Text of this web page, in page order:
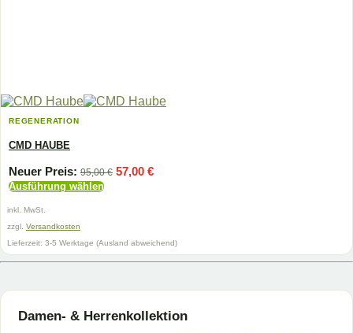
REGENERATION
CMD HAUBE
Neuer Preis: 95,00€ Ursprünglicher
57,00 €Aktueller
Ausführung wählen
Produkt
weist
mehrere
Varianten
können
inkl. MwSt.
zzgl. Versandkosten
Lieferzeit: 3-5 Werktage (Ausland abweichend)
Damen- & Herrenkollektion